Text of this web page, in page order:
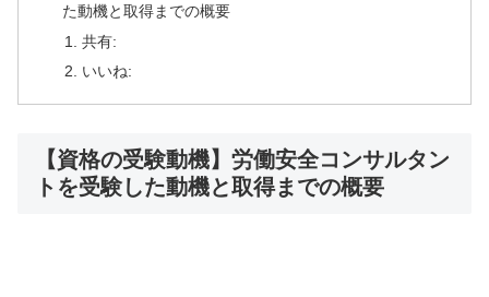
た動機と取得までの概要
共有:
いいね:
【資格の受験動機】労働安全コンサルタン
トを受験した動機と取得までの概要